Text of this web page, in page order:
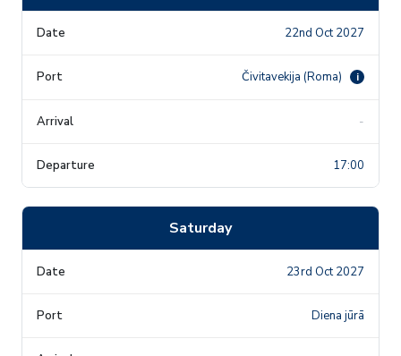
22nd Oct 2027
Čivitavekija (Roma) i
-
17:00
Saturday
23rd Oct 2027
Diena jūrā